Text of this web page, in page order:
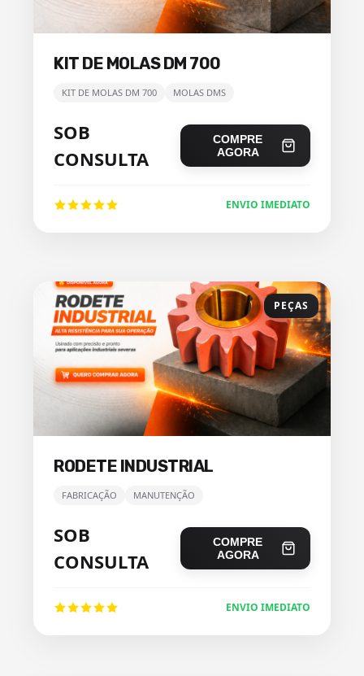
KIT DE MOLAS DM 700
KIT DE MOLAS DM 700 MOLAS DMS
SOB
CONSULTA
COMPRE
AGORA
ENVIO IMEDIATO
PEÇAS
RODETE INDUSTRIAL
FABRICAÇÃO MANUTENÇÃO
SOB
CONSULTA
COMPRE
AGORA
ENVIO IMEDIATO